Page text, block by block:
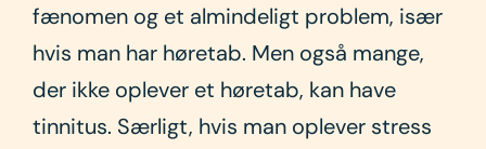
fænomen og et almindeligt problem, især
hvis man har høretab. Men også mange,
der ikke oplever et høretab, kan have
tinnitus. Særligt, hvis man oplever stress